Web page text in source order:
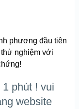
phương đầu tiên
nghiệm với
phút ! vui
website